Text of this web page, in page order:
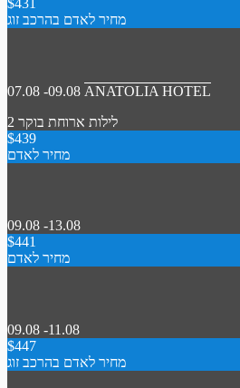
$431
מחיר לאדם בהרכב זוג
07.08 -09.08 ANATOLIA HOTEL
2 לילות ארוחת בוקר
$439
מחיר לאדם
09.08 -13.08
$441
מחיר לאדם
09.08 -11.08
$447
מחיר לאדם בהרכב זוג